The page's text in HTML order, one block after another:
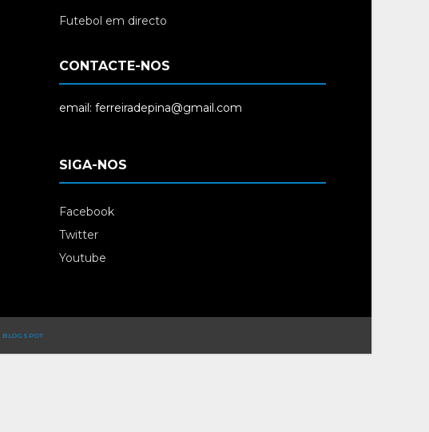
Futebol em directo
CONTACTE-NOS
email: ferreiradepina@gmail.com
SIGA-NOS
Facebook
Twitter
Youtube
BLOGSPOT